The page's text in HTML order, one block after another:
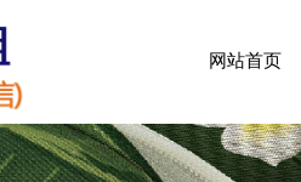
网站首页